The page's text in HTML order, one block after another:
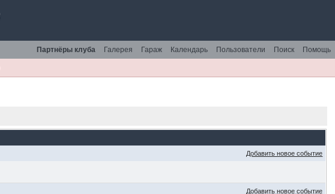
Помощь
Поиск
Пользователи
Календарь
Гараж
Галерея
Партнёры клуба
Добавить новое событие
Добавить новое событие